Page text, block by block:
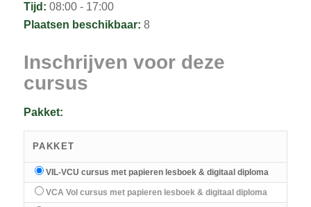
Tijd: 08:00 - 17:00
Plaatsen beschikbaar: 8
Inschrijven voor deze
cursus
Pakket:
PAKKET
VIL-VCU cursus met papieren lesboek & digitaal diploma
VCA Vol cursus met papieren lesboek & digitaal diploma